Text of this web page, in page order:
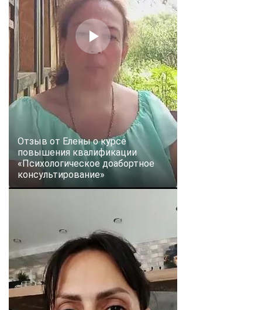
Отзыв от Елены о курсе
повышения квалификации
«Психологическое доабортное
консультирование»